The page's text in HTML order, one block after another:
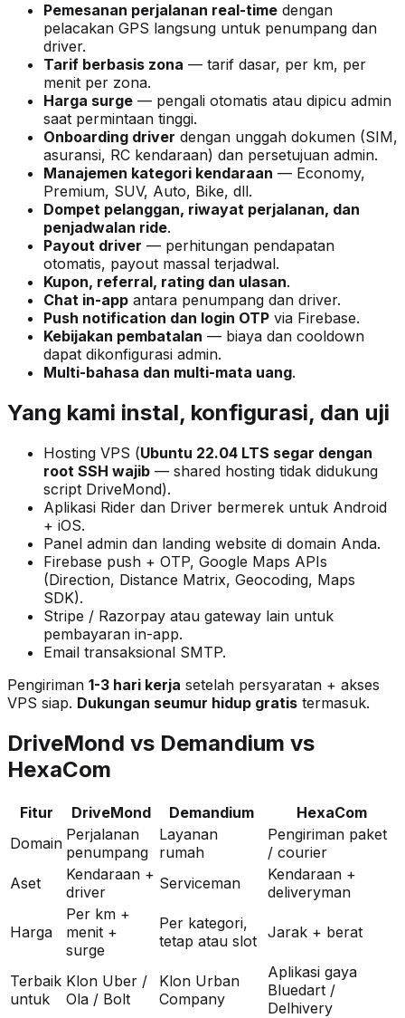
Pemesanan perjalanan real-time dengan
pelacakan GPS langsung untuk penumpang dan
driver.
Tarif berbasis zona — tarif dasar, per km, per
menit per zona.
Harga surge — pengali otomatis atau dipicu admin
saat permintaan tinggi.
Onboarding driver dengan unggah dokumen (SIM,
asuransi, RC kendaraan) dan persetujuan admin.
Manajemen kategori kendaraan — Economy,
Premium, SUV, Auto, Bike, dll.
Dompet pelanggan, riwayat perjalanan, dan
penjadwalan ride.
Payout driver — perhitungan pendapatan
otomatis, payout massal terjadwal.
Kupon, referral, rating dan ulasan.
Chat in-app antara penumpang dan driver.
Push notification dan login OTP via Firebase.
Kebijakan pembatalan — biaya dan cooldown
dapat dikonfigurasi admin.
Multi-bahasa dan multi-mata uang.
Yang kami instal, konfigurasi, dan uji
Hosting VPS (Ubuntu 22.04 LTS segar dengan
root SSH wajib — shared hosting tidak didukung
script DriveMond).
Aplikasi Rider dan Driver bermerek untuk Android
+ iOS.
Panel admin dan landing website di domain Anda.
Firebase push + OTP, Google Maps APIs
(Direction, Distance Matrix, Geocoding, Maps
SDK).
Stripe / Razorpay atau gateway lain untuk
pembayaran in-app.
Email transaksional SMTP.
Pengiriman 1-3 hari kerja setelah persyaratan + akses
VPS siap. Dukungan seumur hidup gratis termasuk.
DriveMond vs Demandium vs
HexaCom
Fitur DriveMond Demandium
HexaCom
Domain Perjalanan
penumpang
Layanan
rumah
Pengiriman paket
/ courier
Aset
Kendaraan +
driver
Serviceman
Kendaraan +
deliveryman
Harga
Per km +
menit +
surge
Per kategori,
tetap atau slot Jarak + berat
Terbaik
untuk
Klon Uber /
Ola / Bolt
Klon Urban
Company
Aplikasi gaya
Bluedart /
Delhivery